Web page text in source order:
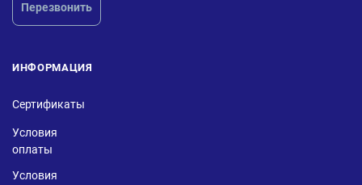
Перезвонить
ИНФОРМАЦИЯ
Сертификаты
Условия
оплаты
Условия